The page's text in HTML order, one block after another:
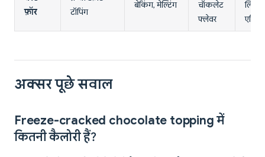
फ़ॉर
टॉपिंग
बेकिंग, मेल्टिंग
चॉकलेट
फ्लेवर
अक्सर पूछे सवाल
Freeze-cracked chocolate topping में
कितनी कैलोरी हैं?